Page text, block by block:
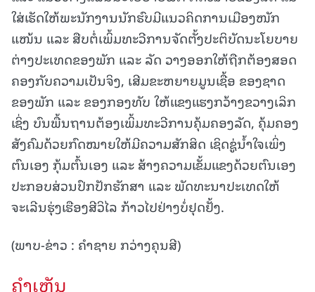
ໃສ່ເຮັດໃຫ້ພະນັກງານນັກຮົບມີແນວຄິດການເມືອງໜັກ
ແໜ້ນ ແລະ ສືບຕໍ່ເພິ້ມທະວີການຈັດຕັ້ງປະຕິບັດນະໂຍບາຍ
ຕ່າງປະເທດຂອງພັກ ແລະ ລັດ ວາງອອກໃຫ້ຖືກຕ້ອງສອດ
ຄອງກັບຄວາມເປັນຈິງ, ເສີມຂະຫຍາຍມູນເຊື້ອ ຂອງຊາດ
ຂອງພັກ ແລະ ຂອງກອງທັບ ໃຫ້ແຂງແຮງກວ້າງຂວາງເລິກ
ເຊິ່ງ ບົນພື້ນຖານຕ້ອງເພິ້ມທະວີການຄຸ້ມຄອງລັດ, ຄຸ້ມຄອງ
ສັງຄົມດ້ວຍກົດໝາຍໃຫ້ມີຄວາມສັກສິດ ເຊິດຊູ່ນ້ຳໃຈເພິ່ງ
ຕົນເອງ ກຸ້ມຕົ້ນເອງ ແລະ ສ້າງຄວາມເຂັ້ມແຂງດ້ວຍຕົນເອງ
ປະກອບສ່ວນປົກປັກຮັກສາ ແລະ ພັດທະນາປະເທດໃຫ້
ຈະເລີນຮຸ່ງເຮືອງສີວິໄລ ກ້າວໄປຢ່າງບໍ່ຢຸດຢັ້ງ.
(ພາບ-ຂ່າວ : ຄຳຊາຍ ກວ່າງຄຸນສີ)
ຄໍາເຫັນ